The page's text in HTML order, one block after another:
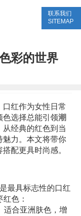
联系我们
SITEMAP
彩的世界
红作为女性日常
色选择总能引领潮
经典的红色到当
魅力。本文将带你
配更具时尚感。
最具标志性的口红
色：
适合亚洲肤色，增